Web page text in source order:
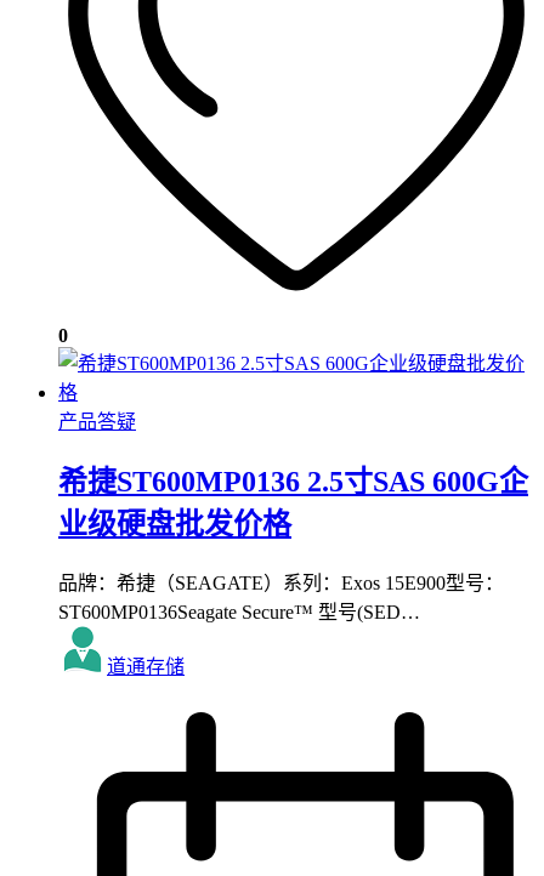
0
产品答疑
希捷ST600MP0136 2.5寸SAS 600G企
业级硬盘批发价格
品牌：希捷（SEAGATE）系列：Exos 15E900型号：
ST600MP0136Seagate Secure™ 型号(SED…
道通存储